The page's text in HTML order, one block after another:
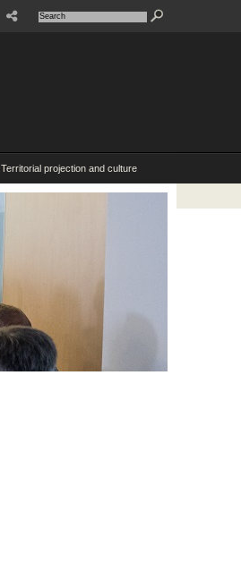
Territorial projection and culture